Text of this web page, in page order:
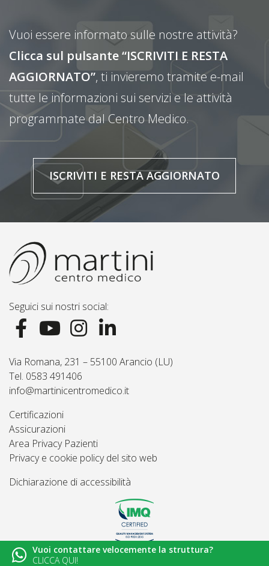
Vuoi essere informato sulle nostre attività?
Clicca sul pulsante “ISCRIVITI E RESTA
AGGIORNATO”, ti invieremo tramite e-mail
tutte le informazioni sui servizi e le attività
programmate dal Centro Medico.
ISCRIVITI E RESTA AGGIORNATO
Seguici sui nostri social:
Via Romana, 231 – 55100 Arancio (LU)
Tel. 0583 491406
info@martinicentromedico.it
Certificazioni
Assicurazioni
Area Privacy Pazienti
Privacy e cookie policy del sito web
Dichiarazione di accessibilità
© 2026Martini Centro Medico - Lucca
Vuoi contattare velocemente la struttura?
CLICCA QUI!